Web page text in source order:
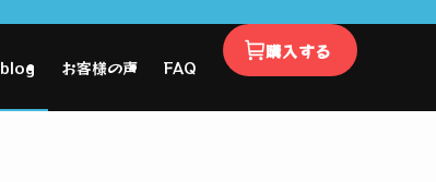
blog お客様の声 FAQ
購入する